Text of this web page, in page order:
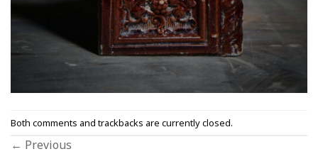
Both comments and trackbacks are currently closed.
← Previous